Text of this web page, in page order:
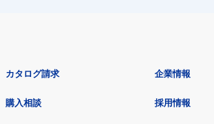
カタログ請求
購入相談
企業情報
採用情報